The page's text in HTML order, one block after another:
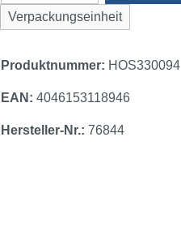
Verpackungseinheit
Produktnummer: HOS330094
EAN:4046153118946
Hersteller-Nr.:76844